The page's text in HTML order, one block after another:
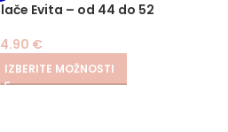
Evita – od 44 do 52
€
IZBERITE MOŽNOSTI